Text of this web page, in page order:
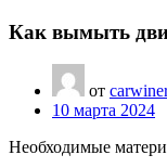
Как вымыть
от
10 марта 2024
Необходимые